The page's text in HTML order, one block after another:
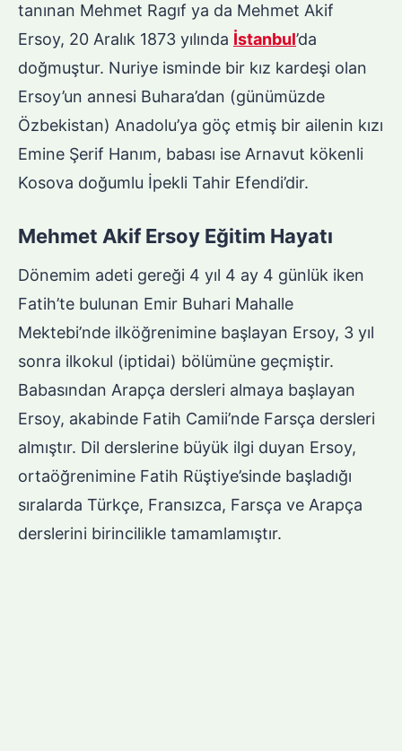
tanınan Mehmet Ragıf ya da Mehmet Akif
Ersoy, 20 Aralık 1873 yılında İstanbul’da
doğmuştur. Nuriye isminde bir kız kardeşi olan
Ersoy’un annesi Buhara’dan (günümüzde
Özbekistan) Anadolu’ya göç etmiş bir ailenin kızı
Emine Şerif Hanım, babası ise Arnavut kökenli
Kosova doğumlu İpekli Tahir Efendi’dir.
Mehmet Akif Ersoy Eğitim Hayatı
Dönemim adeti gereği 4 yıl 4 ay 4 günlük iken
Fatih’te bulunan Emir Buhari Mahalle
Mektebi’nde ilköğrenimine başlayan Ersoy, 3 yıl
sonra ilkokul (iptidai) bölümüne geçmiştir.
Babasından Arapça dersleri almaya başlayan
Ersoy, akabinde Fatih Camii’nde Farsça dersleri
almıştır. Dil derslerine büyük ilgi duyan Ersoy,
ortaöğrenimine Fatih Rüştiye’sinde başladığı
sıralarda Türkçe, Fransızca, Farsça ve Arapça
derslerini birincilikle tamamlamıştır.